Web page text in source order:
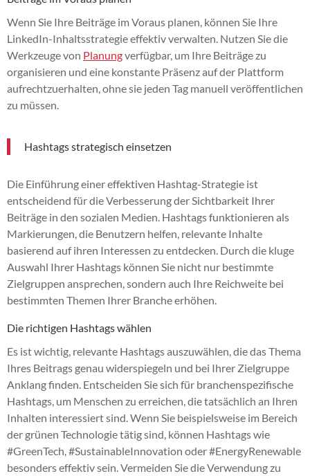
Wenn Sie Ihre Beiträge im Voraus planen, können Sie Ihre
LinkedIn-Inhaltsstrategie effektiv verwalten. Nutzen Sie die
Werkzeuge von Planungverfügbar, um Ihre Beiträge zu
organisieren und eine konstante Präsenz auf der Plattform
aufrechtzuerhalten, ohne sie jeden Tag manuell veröffentlichen
zu müssen.
Hashtags strategisch einsetzen
Die Einführung einer effektiven Hashtag-Strategie ist
entscheidend für die Verbesserung der Sichtbarkeit Ihrer
Beiträge in den sozialen Medien. Hashtags funktionieren als
Markierungen, die Benutzern helfen, relevante Inhalte
basierend auf ihren Interessen zu entdecken. Durch die kluge
Auswahl Ihrer Hashtags können Sie nicht nur bestimmte
Zielgruppen ansprechen, sondern auch Ihre Reichweite bei
bestimmten Themen Ihrer Branche erhöhen.
Die richtigen Hashtags wählen
Es ist wichtig, relevante Hashtags auszuwählen, die das Thema
Ihres Beitrags genau widerspiegeln und bei Ihrer Zielgruppe
Anklang finden. Entscheiden Sie sich für branchenspezifische
Hashtags, um Menschen zu erreichen, die tatsächlich an Ihren
Inhalten interessiert sind. Wenn Sie beispielsweise im Bereich
der grünen Technologie tätig sind, können Hashtags wie
#GreenTech, #SustainableInnovation oder #EnergyRenewable
besonders effektiv sein. Vermeiden Sie die Verwendung zu